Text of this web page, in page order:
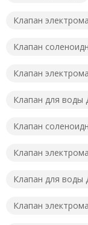
Клапан
Клапан
Клапан
Клапан для воды
Клапан
Клапан
Клапан для воды
Клапан